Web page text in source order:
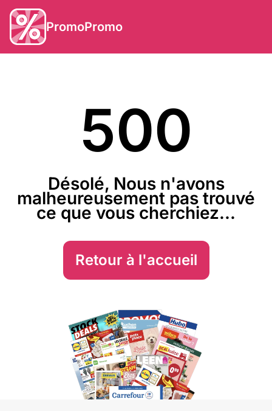
PromoPromo
500
Désolé, Nous n'avons
malheureusement pas trouvé
ce que vous cherchiez...
Retour à l'accueil